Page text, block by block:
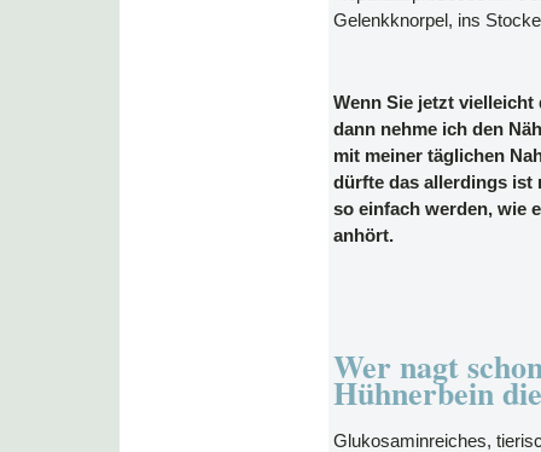
Gelenkknorpel, ins
Wenn Sie jetzt vielleicht
dann nehme ich den
mit meiner täglichen
dürfte das allerdings ist
so einfach werden, wie
anhört.
Wer nagt
Hühnerbein
Glukosaminreiches,